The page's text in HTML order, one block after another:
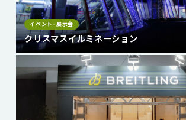
イベント・展示会
クリスマスイルミネーション